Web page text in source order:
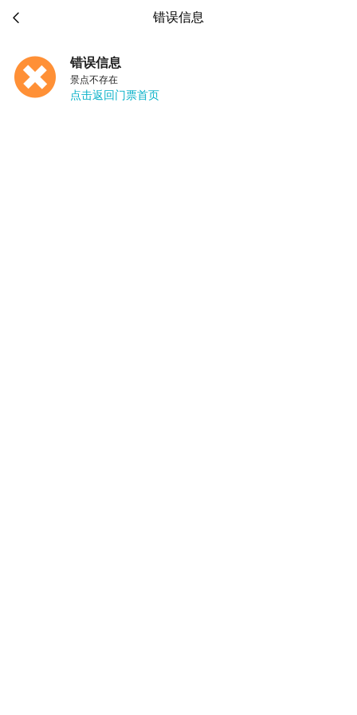
 错误信息
错误信息
景点不存在
点击返回门票首页